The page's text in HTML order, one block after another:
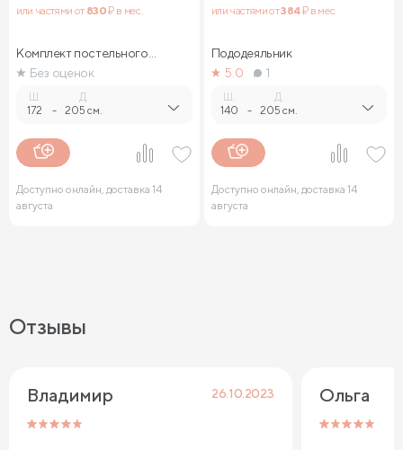
или частями от 830₽ в мес.
Комплект постельного
бельяБез оценок
172 -
Д.
205 см.
Доступно онлайн, доставка 14
августа
или частями от384₽ в мес.
Пододеяльник
5.0
1
140 -
Д.
205 см.
Доступно онлайн, доставка 14
августа
Отзывы
Владимир 26.10.2023 Ольга